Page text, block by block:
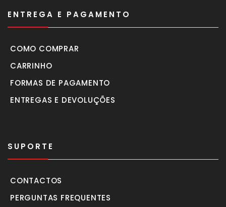
ENTREGA E PAGAMENTO
COMO COMPRAR
CARRINHO
FORMAS DE PAGAMENTO
ENTREGAS E DEVOLUÇÕES
SUPORTE
CONTACTOS
PERGUNTAS FREQUENTES